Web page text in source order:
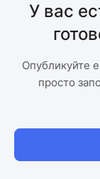
У вас
Опубликуйте
просто